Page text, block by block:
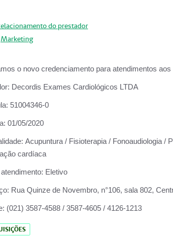
do prestador
Marketing
o novo credenciamento para atendimentos
Decordis Exames Cardiológicos LTDA
51004346-0
01/05/2020
Acupuntura / Fisioterapia / Fonoaudiologia /
cardíaca
Eletivo
Rua Quinze de Novembro, n°106, sala 802,
(021) 3587-4588 / 3587-4605 / 4126-1213